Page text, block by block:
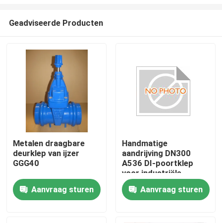
Huis
Geadviseerde Producten
Metalen draagbare
deurklep van ijzer
GGG40
Aanvraag sturen
Handmatige
aandrijving DN300
A536 DI-poortklep
voor industriële
vloeistofregeling
Aanvraag sturen